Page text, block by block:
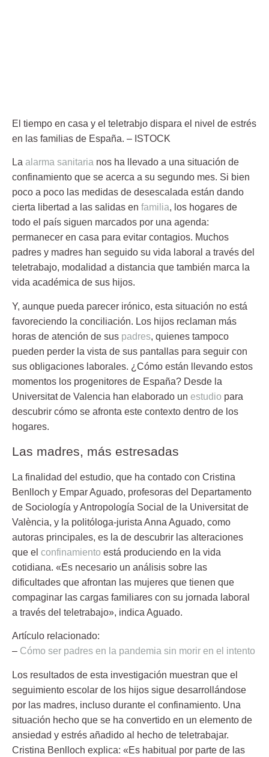
El tiempo en casa y el teletrabjo dispara el nivel de estrés
en las familias de España. – ISTOCK
La alarma sanitaria nos ha llevado a una situación de
confinamiento que se acerca a su segundo mes. Si bien
poco a poco las medidas de desescalada están dando
cierta libertad a las salidas en familia, los hogares de
todo el país siguen marcados por una agenda:
permanecer en casa para evitar contagios. Muchos
padres y madres han seguido su vida laboral a través del
teletrabajo, modalidad a distancia que también marca la
vida académica de sus hijos.
Y, aunque pueda parecer irónico, esta situación no está
favoreciendo la conciliación. Los hijos reclaman más
horas de atención de sus padres, quienes tampoco
pueden perder la vista de sus pantallas para seguir con
sus obligaciones laborales. ¿Cómo están llevando estos
momentos los progenitores de España? Desde la
Universitat de Valencia han elaborado un estudio para
descubrir cómo se afronta este contexto dentro de los
hogares.
Las madres, más estresadas
La finalidad del estudio, que ha contado con Cristina
Benlloch y Empar Aguado, profesoras del Departamento
de Sociología y Antropología Social de la Universitat de
València, y la politóloga-jurista Anna Aguado, como
autoras principales, es la de descubrir las alteraciones
que el confinamiento está produciendo en la vida
cotidiana. «Es necesario un análisis sobre las
dificultades que afrontan las mujeres que tienen que
compaginar las cargas familiares con su jornada laboral
a través del teletrabajo», indica Aguado.
Artículo relacionado:
– Cómo ser padres en la pandemia sin morir en el intento
Los resultados de esta investigación muestran que el
seguimiento escolar de los hijos sigue desarrollándose
por las madres, incluso durante el confinamiento. Una
situación hecho que se ha convertido en un elemento de
ansiedad y estrés añadido al hecho de teletrabajar.
Cristina Benlloch explica: «Es habitual por parte de las